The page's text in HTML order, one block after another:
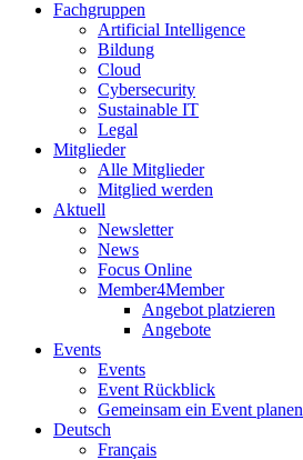
Fachgruppen
Artificial Intelligence
Bildung
Cloud
Cybersecurity
Sustainable IT
Legal
Mitglieder
Alle Mitglieder
Mitglied werden
Aktuell
Newsletter
News
Focus Online
Member4Member
Angebot platzieren
Angebote
Events
Events
Event Rückblick
Gemeinsam ein Event planen
Deutsch
Français